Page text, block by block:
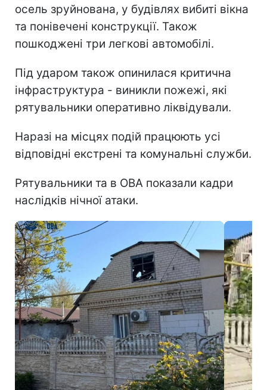
осель зруйнована, у будівлях вибиті вікна
та понівечені конструкції. Також
пошкоджені три легкові автомобілі.
Під ударом також опинилася критична
інфраструктура - виникли пожежі, які
рятувальники оперативно ліквідували.
Наразі на місцях подій працюють усі
відповідні екстрені та комунальні служби.
Рятувальники та в ОВА показали кадри
наслідків нічної атаки.